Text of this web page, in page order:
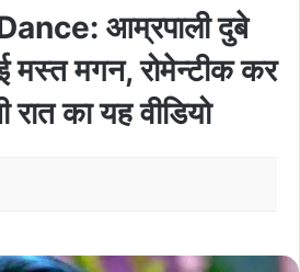
आम्रपाली दुबे
मस्त मगन, रोमेन्टीक कर
रात का यह वीडियो